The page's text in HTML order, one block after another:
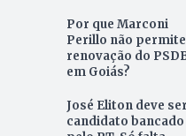
Por que Marconi
Perillo não
renovação do
em Goiás?
José Eliton deve
candidato bancado